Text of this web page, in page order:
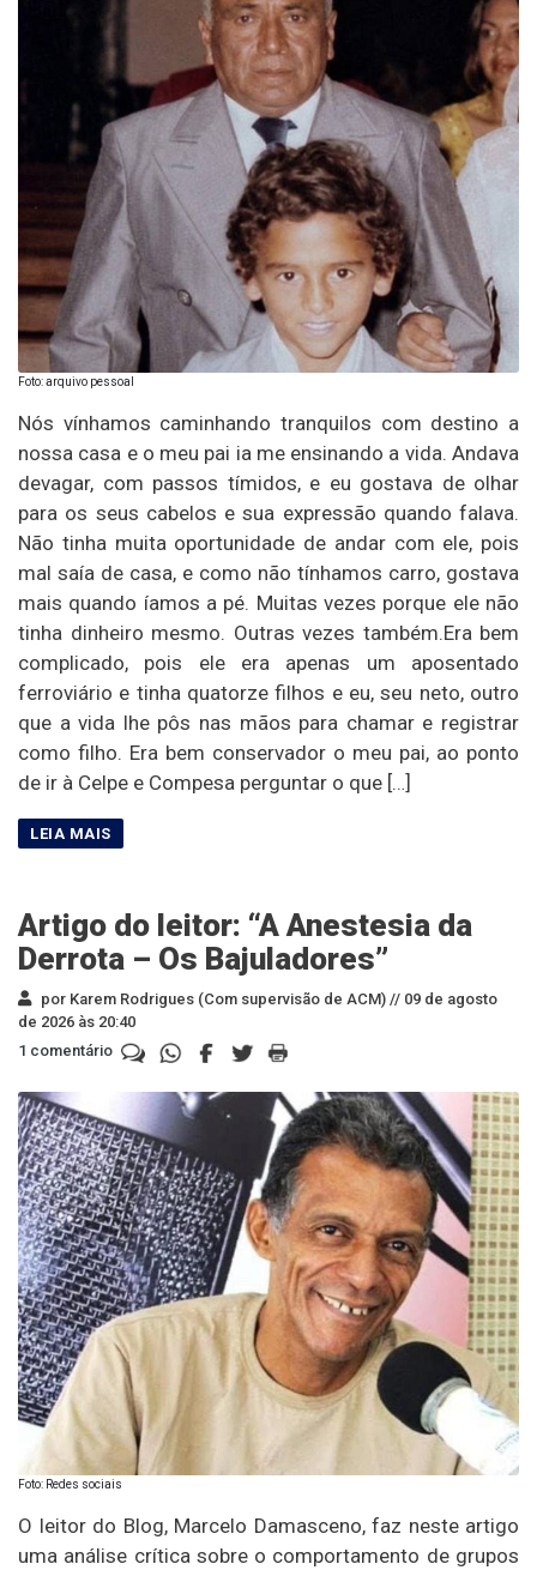
Foto: arquivo pessoal
Nós vínhamos caminhando tranquilos com destino a
nossa casa e o meu pai ia me ensinando a vida. Andava
devagar, com passos tímidos, e eu gostava de olhar
para os seus cabelos e sua expressão quando falava.
Não tinha muita oportunidade de andar com ele, pois
mal saía de casa, e como não tínhamos carro, gostava
mais quando íamos a pé. Muitas vezes porque ele não
tinha dinheiro mesmo. Outras vezes também.Era bem
complicado, pois ele era apenas um aposentado
ferroviário e tinha quatorze filhos e eu, seu neto, outro
que a vida lhe pôs nas mãos para chamar e registrar
como filho. Era bem conservador o meu pai, ao ponto
de ir à Celpe e Compesa perguntar o que […]
Artigo do leitor: “A Anestesia da
Derrota – Os Bajuladores”
por Karem Rodrigues (Com supervisão de ACM) // 09 de agosto
de 2026 às 20:40
1 comentário
Foto: Redes sociais
O leitor do Blog, Marcelo Damasceno, faz neste artigo
uma análise crítica sobre o comportamento de grupos